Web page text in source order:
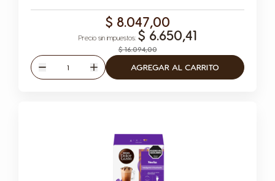
$ 16.094,00
$ 8.047,00
$ 6.650,41
Disminuir
Cantidad
Aumentar
AGREGAR AL CARRITO